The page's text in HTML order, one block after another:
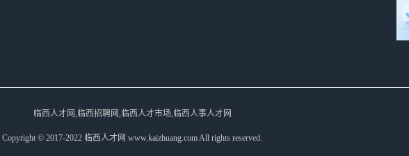
临西人才网,临西招聘网,临西人才市场,临西人事人才网
Copyright © 2017-2022 临西人才网 www.kaizhuang.com All rights reserved.